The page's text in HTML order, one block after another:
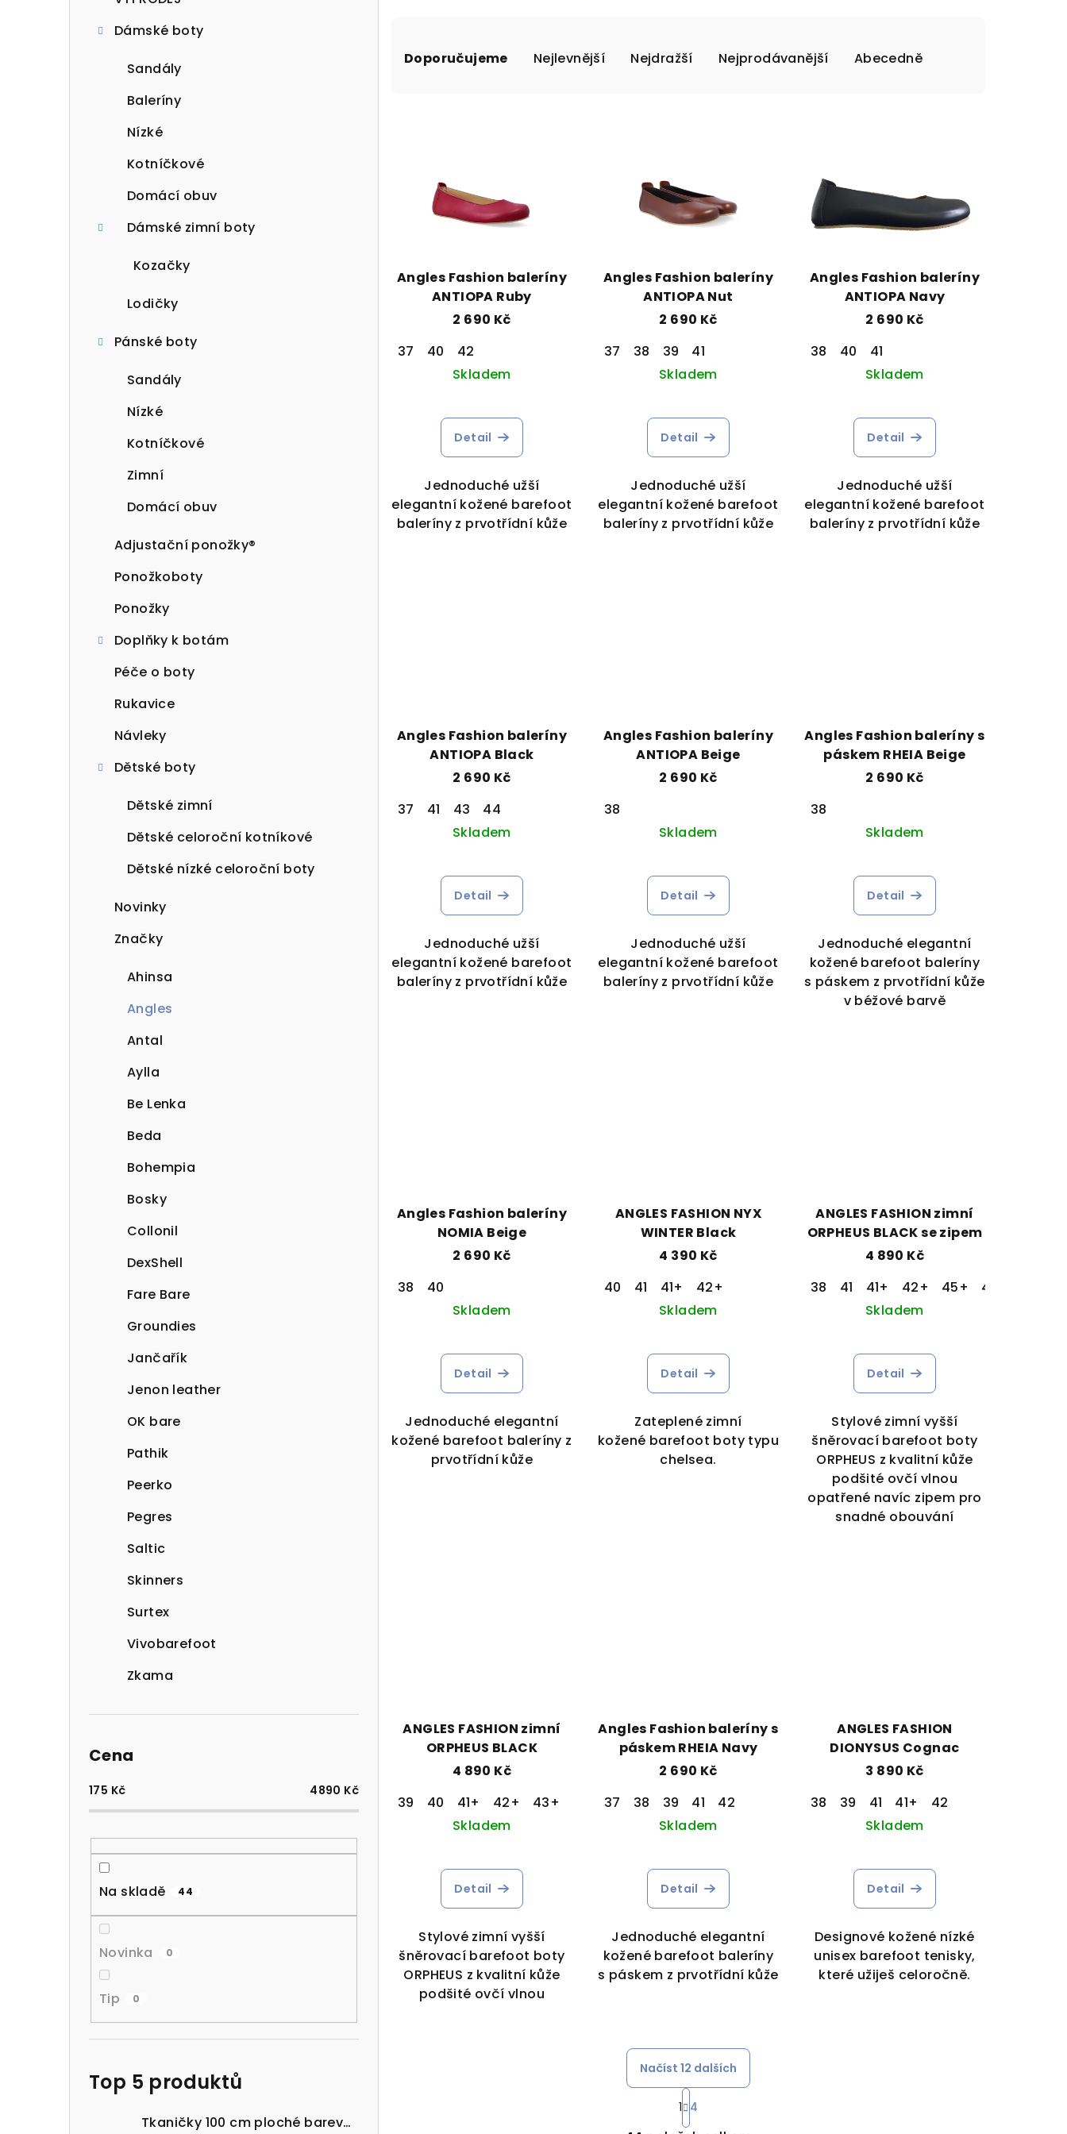
Dámské boty
Sandály
Baleríny
Nízké
Kotníčkové
Domácí obuv
Dámské zimní boty
Kozačky
Lodičky
Pánské boty
Sandály
Nízké
Kotníčkové
Zimní
Domácí obuv
Adjustační ponožky®
Ponožkoboty
Ponožky
Doplňky k botám
Péče o boty
Rukavice
Návleky
Dětské boty
Dětské zimní
Dětské celoroční kotníkové
Dětské nízké celoroční boty
Novinky
Značky
Ahinsa
Angles
Antal
Aylla
Be Lenka
Beda
Bohempia
Bosky
Collonil
DexShell
Fare Bare
Groundies
Jančařík
Jenon leather
OK bare
Pathik
Peerko
Pegres
Saltic
Skinners
Surtex
Vivobarefoot
Zkama
Cena
175 Kč 4890 Kč
Na skladě 44
Novinka 0
Tip 0
Top 5 produktů
Tkaničky 100 cm ploché barevné 100% bavlna
a
o
u
Doporučujeme Nejlevnější Nejdražší Nejprodávanější Abecedně
p
d
Angles Fashion baleríny
ANTIOPA Ruby
2 690 Kč
37
40
42
Skladem
Detail
Jednoduché užší
elegantní kožené barefoot
baleríny z prvotřídní kůže
Angles Fashion baleríny
ANTIOPA Nut
2 690 Kč
37
38 39
41
Skladem
Detail
Jednoduché užší
elegantní kožené barefoot
baleríny z prvotřídní kůže
Angles Fashion baleríny
ANTIOPA Navy
2 690 Kč
38
40
41
Skladem
Detail
Jednoduché užší
elegantní kožené barefoot
baleríny z prvotřídní kůže
Angles Fashion baleríny
ANTIOPA Black
2 690 Kč
37
41 43
44
Skladem
Detail
Jednoduché užší
elegantní kožené barefoot
baleríny z prvotřídní kůže
Angles Fashion baleríny
ANTIOPA Beige
2 690 Kč
38
Skladem
Detail
Jednoduché užší
elegantní kožené barefoot
baleríny z prvotřídní kůže
Angles Fashion baleríny s
páskem RHEIA Beige
2 690 Kč
38
Skladem
Detail
Jednoduché elegantní
kožené barefoot baleríny
s páskem z prvotřídní kůže
v béžové barvě
Angles Fashion baleríny
NOMIA Beige
2 690 Kč
38
40
Skladem
Detail
Jednoduché elegantní
kožené barefoot baleríny z
prvotřídní kůže
ANGLES FASHION NYX
WINTER Black
4 390 Kč
40
41 41+
42+
Skladem
Detail
Zateplené zimní
kožené barefoot boty typu
chelsea.
ANGLES FASHION zimní
ORPHEUS BLACK se zipem
4 890 Kč
38
41 41+ 42+ 45+
46+
Skladem
Detail
Stylové zimní vyšší
šněrovací barefoot boty
ORPHEUS z kvalitní kůže
podšité ovčí vlnou
opatřené navíc zipem pro
snadné obouvání
ANGLES FASHION zimní
ORPHEUS BLACK
4 890 Kč
39
40 41+ 42+
43+
Skladem
Detail
Stylové zimní vyšší
šněrovací barefoot boty
ORPHEUS z kvalitní kůže
podšité ovčí vlnou
Angles Fashion baleríny s
páskem RHEIA Navy
2 690 Kč
37
38 39 41
42
Skladem
Detail
Jednoduché elegantní
kožené barefoot baleríny
s páskem z prvotřídní kůže
ANGLES FASHION
DIONYSUS Cognac
3 890 Kč
38
39 41 41+
42
Skladem
Detail
Designové kožené nízké
unisex barefoot tenisky,
které užiješ celoročně.
O
Načíst 12 dalších
S
t
1 4